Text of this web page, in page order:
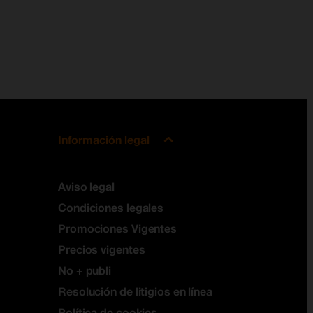
Información legal
Aviso legal
Condiciones legales
Promociones Vigentes
Precios vigentes
No + publi
Resolución de litigios en línea